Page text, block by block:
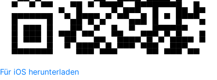
Für iOS herunterladen